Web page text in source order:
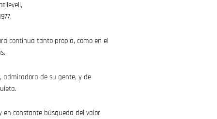
continua tanto propia, como en el
admiradora de su gente, y de
en constante búsqueda del valor